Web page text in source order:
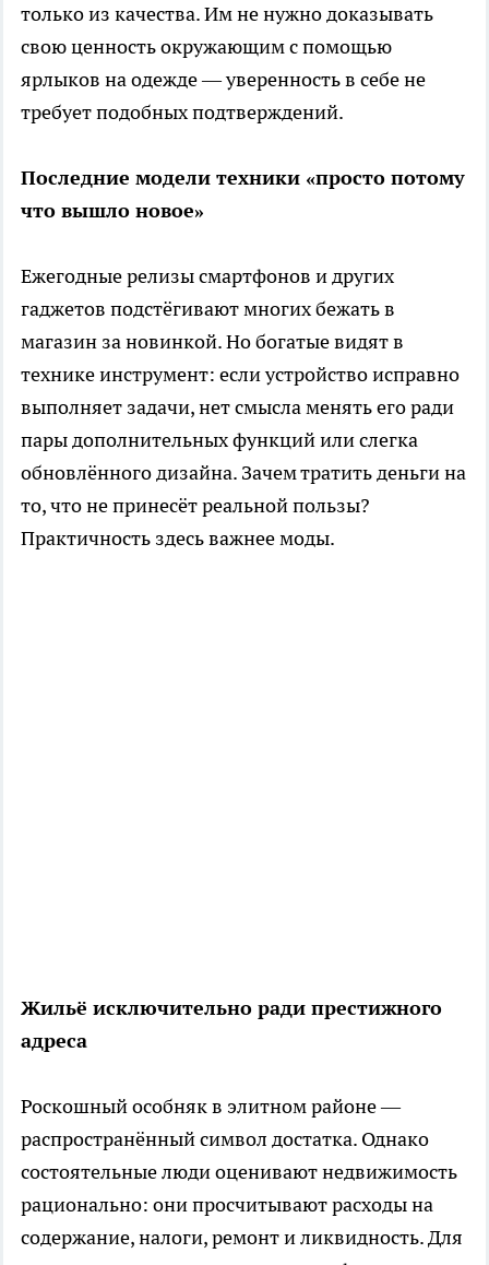
только из качества. Им не нужно доказывать
свою ценность окружающим с помощью
ярлыков на одежде — уверенность в себе не
требует подобных подтверждений.
Последние модели техники «просто потому
что вышло новое»
Ежегодные релизы смартфонов и других
гаджетов подстёгивают многих бежать в
магазин за новинкой. Но богатые видят в
технике инструмент: если устройство исправно
выполняет задачи, нет смысла менять его ради
пары дополнительных функций или слегка
обновлённого дизайна. Зачем тратить деньги на
то, что не принесёт реальной пользы?
Практичность здесь важнее моды.
Жильё исключительно ради престижного
адреса
Роскошный особняк в элитном районе —
распространённый символ достатка. Однако
состоятельные люди оценивают недвижимость
рационально: они просчитывают расходы на
содержание, налоги, ремонт и ликвидность. Для